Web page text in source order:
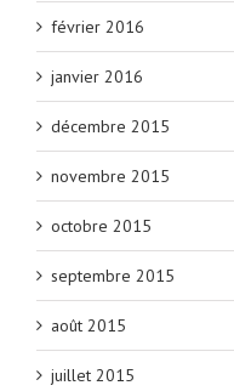
février 2016
janvier 2016
décembre 2015
novembre 2015
octobre 2015
septembre 2015
août 2015
juillet 2015